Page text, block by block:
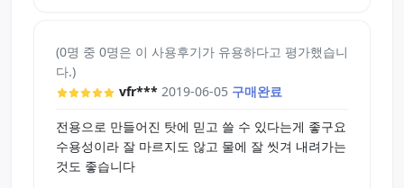
(0명 중 0명은 이 사용후기가 유용하다고 평가했습니
다.)
vfr*** 2019-06-05 구매완료
전용으로 만들어진 탓에 믿고 쓸 수 있다는게 좋구요
수용성이라 잘 마르지도 않고 물에 잘 씻겨 내려가는
것도 좋습니다